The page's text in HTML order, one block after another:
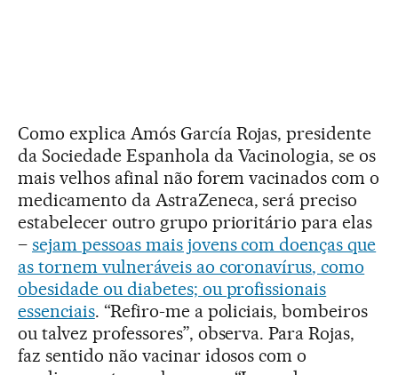
Como explica Amós García Rojas, presidente
da Sociedade Espanhola da Vacinologia, se os
mais velhos afinal não forem vacinados com o
medicamento da AstraZeneca, será preciso
estabelecer outro grupo prioritário para elas
– sejam pessoas mais jovens com doenças que
as tornem vulneráveis ao coronavírus, como
obesidade ou diabetes; ou profissionais
essenciais. “Refiro-me a policiais, bombeiros
ou talvez professores”, observa. Para Rojas,
faz sentido não vacinar idosos com o